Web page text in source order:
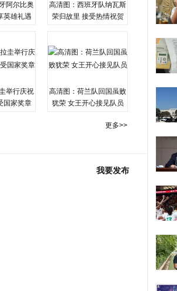
阿尔比奥
英雄礼遇
高清图：西班牙队纳瓦斯
荣归故里 接受热情祝贺
举行庆祝
国家奖章
高清图：荷兰队回国虽败
犹荣 女王开心接见队员
更多>>
我要发布